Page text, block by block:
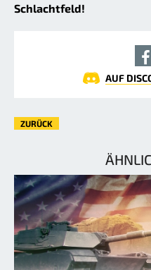
Schlachtfeld!
AUF
ZURÜCK